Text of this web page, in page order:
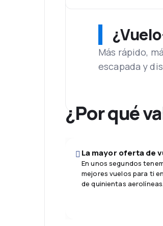
Más rápido,
escapada y
¿Por qué
La mayor oferta de
En unos segundos
mejores vuelos para ti
de quinientas aerolíneas.